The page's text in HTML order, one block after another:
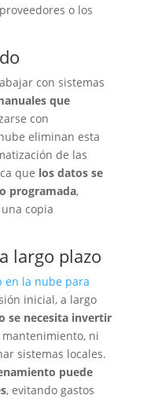
o los
con sistemas
que
con
eliminan esta
de las
que los datos se
programada,
copia
largo plazo
en la nube para
inicial, a largo
se necesita invertir
ni
sistemas locales.
puede
, evitando gastos